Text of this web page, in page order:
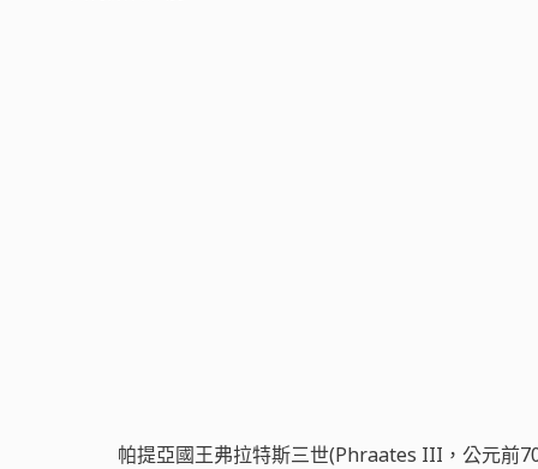
帕提亞國王弗拉特斯三世(Phraates III，公元前